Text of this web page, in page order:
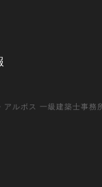
ルボス 一級建築士事務